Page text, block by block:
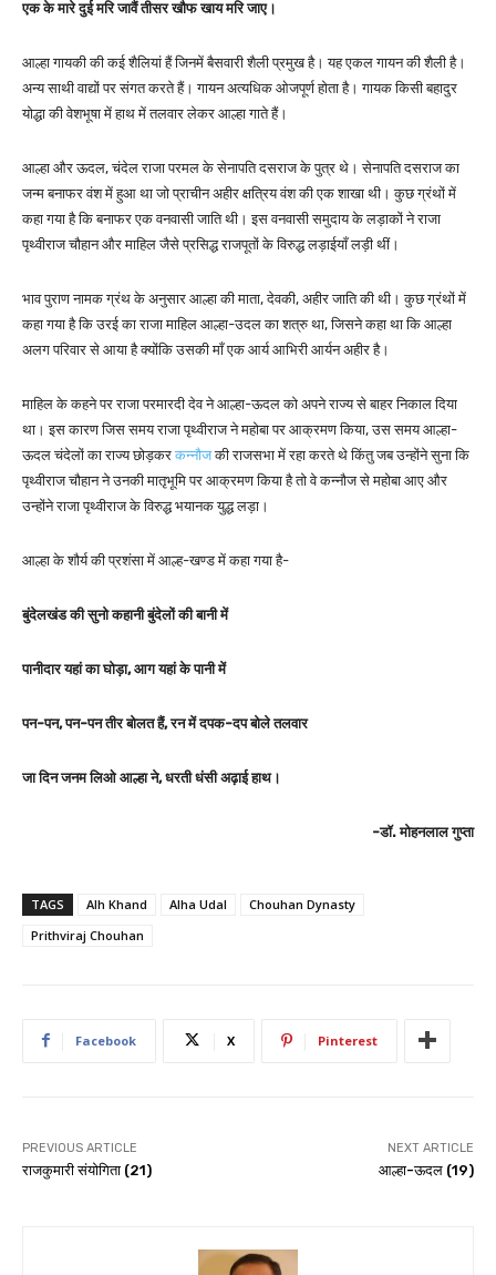
एक के मारे दुई मरि जावैं तीसर खौफ खाय मरि जाए।
आल्हा गायकी की कई शैलियां हैं जिनमें बैसवारी शैली प्रमुख है। यह एकल गायन की शैली है।
अन्य साथी वाद्यों पर संगत करते हैं। गायन अत्यधिक ओजपूर्ण होता है। गायक किसी बहादुर
योद्धा की वेशभूषा में हाथ में तलवार लेकर आल्हा गाते हैं।
आल्हा और ऊदल, चंदेल राजा परमल के सेनापति दसराज के पुत्र थे। सेनापति दसराज का
जन्म बनाफर वंश में हुआ था जो प्राचीन अहीर क्षत्रिय वंश की एक शाखा थी। कुछ ग्रंथों में
कहा गया है कि बनाफर एक वनवासी जाति थी। इस वनवासी समुदाय के लड़ाकों ने राजा
पृथ्वीराज चौहान और माहिल जैसे प्रसिद्ध राजपूतों के विरुद्ध लड़ाईयाँ लड़ी थीं।
भाव पुराण नामक ग्रंथ के अनुसार आल्हा की माता, देवकी, अहीर जाति की थी। कुछ ग्रंथों में
कहा गया है कि उरई का राजा माहिल आल्हा-उदल का शत्रु था, जिसने कहा था कि आल्हा
अलग परिवार से आया है क्योंकि उसकी माँ एक आर्य आभिरी आर्यन अहीर है।
माहिल के कहने पर राजा परमारदी देव ने आल्हा-ऊदल को अपने राज्य से बाहर निकाल दिया
था। इस कारण जिस समय राजा पृथ्वीराज ने महोबा पर आक्रमण किया, उस समय आल्हा-
ऊदल चंदेलों का राज्य छोड़कर कन्नौजकी राजसभा में रहा करते थे किंतु जब उन्होंने सुना कि
पृथ्वीराज चौहान ने उनकी मातृभूमि पर आक्रमण किया है तो वे कन्नौज से महोबा आए और
उन्होंने राजा पृथ्वीराज के विरुद्ध भयानक युद्ध लड़ा।
आल्हा के शौर्य की प्रशंसा में आल्ह-खण्ड में कहा गया है-
बुंदेलखंड की सुनो कहानी बुंदेलों की बानी में
पानीदार यहां का घोड़ा, आग यहां के पानी में
पन-पन, पन-पन तीर बोलत हैं, रन में दपक-दप बोले तलवार
जा दिन जनम लिओ आल्हा ने, धरती धंसी अढ़ाई हाथ।
-डॉ. मोहनलाल गुप्ता
TAGS Alh Khand Alha Udal
Chouhan Dynasty
Prithviraj Chouhan
Facebook X Pinterest
PREVIOUS ARTICLE
राजकुमारी संयोगिता (21)
NEXT ARTICLE
आल्हा-ऊदल (19)